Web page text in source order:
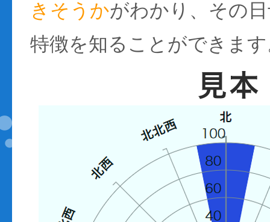
きそうかがわかり、その
特徴を知ることができま